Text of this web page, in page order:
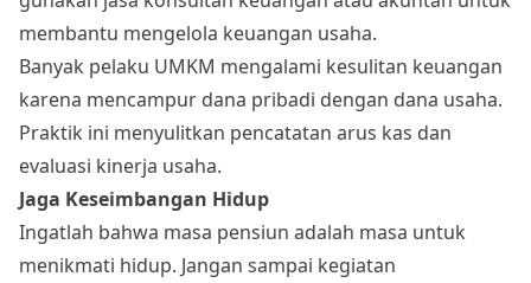
membantu mengelola keuangan usaha.
Banyak pelaku UMKM mengalami kesulitan keuangan
karena mencampur dana pribadi dengan dana usaha.
Praktik ini menyulitkan pencatatan arus kas dan
evaluasi kinerja usaha.
Jaga Keseimbangan Hidup
Ingatlah bahwa masa pensiun adalah masa untuk
menikmati hidup. Jangan sampai kegiatan